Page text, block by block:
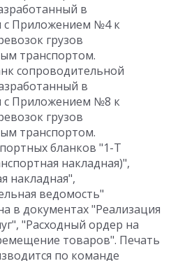
в
с Приложением №4 к
грузов
транспортом.
сопроводительной
в
с Приложением №8 к
грузов
транспортом.
бланков "1-Т
накладная)",
накладная",
ведомость"
в документах "Реализация
"Расходный ордер на
товаров". Печать
по команде